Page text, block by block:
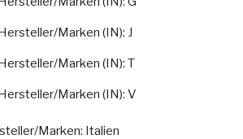
Marken (IN): J
Marken (IN): T
Marken (IN): V
Marken: Italien